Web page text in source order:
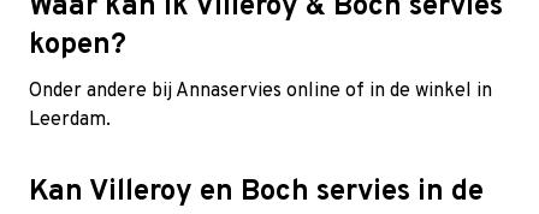
Waar kan ik Villeroy & Boch servies
kopen?
Onder andere bij Annaservies online of in de winkel in
Leerdam.
Kan Villeroy en Boch servies in de